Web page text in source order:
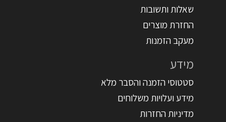
שאלות ותשובות
החזרת מוצרים
מעקב הזמנות
מידע
סטטוסי הזמנה והסבר מלא
מידע ועלויות משלוחים
מדיניות החזרות